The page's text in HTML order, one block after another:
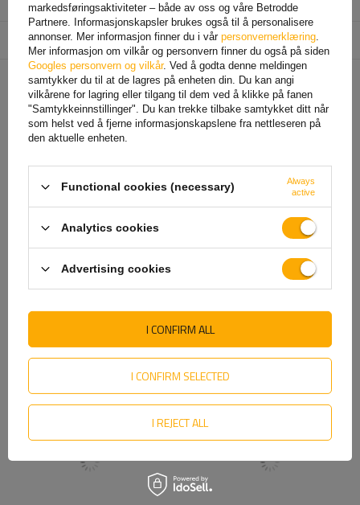
Materiale
stal kl.5.8
Enhet som er ansvarlig for
dette produktet i EU
Dromet Spółka z o. o. sp. k. Mer
ANBEFALT FOR DEG
klemme (1")
13,89 NOKnetto 6,58 NOKnetto
markedsføringsaktiviteter – både av oss og våre Betrodde
Partnere. Informasjonskapsler brukes også til å personalisere
annonser. Mer informasjon finner du i vår personvernerklæring
Mer informasjon om vilkår og personvern finner du også på siden
Googles personvern og vilkår. Ved å godta denne meldingen
samtykker du til at de lagres på enheten din. Du kan angi
vilkårene for lagring eller tilgang til dem ved å klikke på fanen
"Samtykkeinnstillinger". Du kan trekke tilbake samtykket ditt når
som helst ved å fjerne informasjonskapslene fra nettleseren på
den aktuelle enheten.
Functional cookies (necessary)
Always
active
Analytics cookies
Advertising cookies
I CONFIRM SELECTED
I REJECT ALL
I CONFIRM ALL